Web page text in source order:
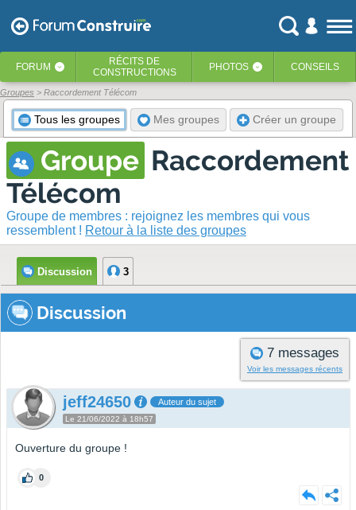
FORUM ‹ RÉCITS DE
CONSTRUCTIONS
PHOTOS ‹ CONSEILS
Groupes > Raccordement Télécom
Tous les groupes Mes groupes Créer un groupe
Groupe Raccordement
Télécom
Groupe de membres : rejoignez les membres qui vous
ressemblent ! Retour à la liste des groupes
Discussion 3
Discussion
7 messages
Voir les messages récents
jeff24650 Auteur du sujet
Le 21/06/2022 à 18h57
Ouverture du groupe !
0